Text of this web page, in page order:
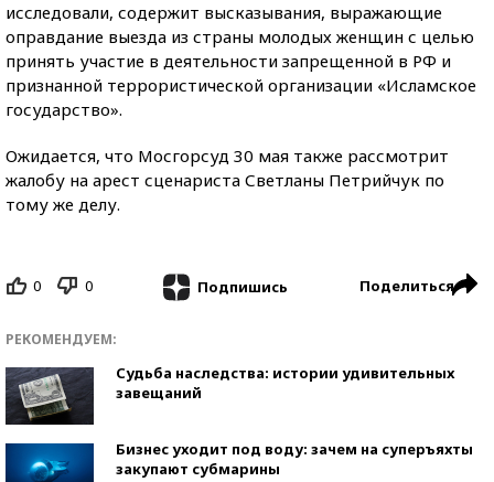
исследовали, содержит высказывания, выражающие
оправдание выезда из страны молодых женщин с целью
принять участие в деятельности запрещенной в РФ и
признанной террористической организации «Исламское
государство».
Ожидается, что Мосгорсуд 30 мая также рассмотрит
жалобу на арест сценариста Светланы Петрийчук по
тому же делу.
0 0 Подпишись Поделиться
РЕКОМЕНДУЕМ:
Судьба наследства: истории удивительных
завещаний
Бизнес уходит под воду: зачем на суперъяхты
закупают субмарины